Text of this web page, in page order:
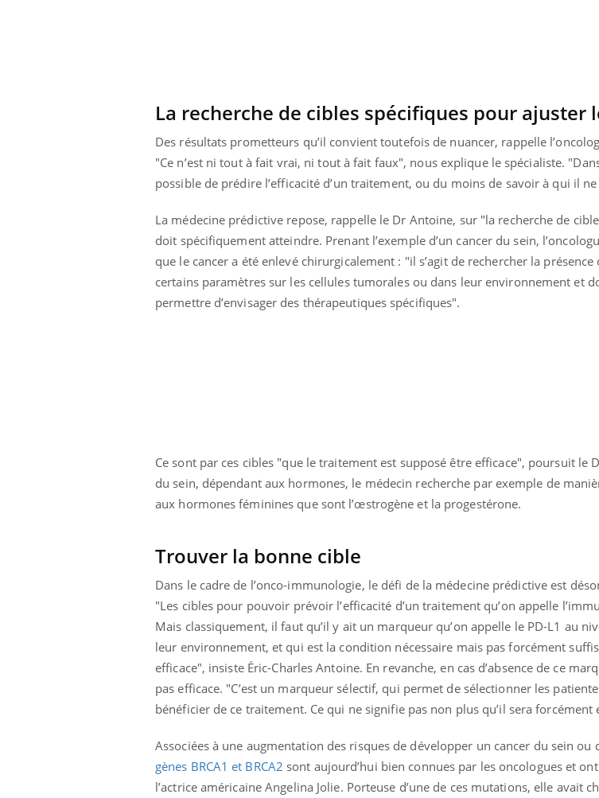
La recherche de cibles spécifiques pour ajuster
Des résultats prometteurs qu’il convient toutefois de nuancer, rappelle
"Ce n’est ni tout à fait vrai, ni tout à fait faux", nous explique le spécialiste.
possible de prédire l’efficacité d’un traitement, ou du moins de savoir à qui il
La médecine prédictive repose, rappelle le Dr Antoine, sur "la recherche de
doit spécifiquement atteindre. Prenant l’exemple d’un cancer du sein,
que le cancer a été enlevé chirurgicalement : "il s’agit de rechercher la
certains paramètres sur les cellules tumorales ou dans leur environnement et
permettre d’envisager des thérapeutiques spécifiques".
Ce sont par ces cibles "que le traitement est supposé être efficace", poursuit le
du sein, dépendant aux hormones, le médecin recherche par exemple de
aux hormones féminines que sont l’œstrogène et la progestérone.
Trouver la bonne cible
Dans le cadre de l’onco-immunologie, le défi de la médecine prédictive est
"Les cibles pour pouvoir prévoir l’efficacité d’un traitement qu’on appelle
Mais classiquement, il faut qu’il y ait un marqueur qu’on appelle le PD-L1 au
leur environnement, et qui est la condition nécessaire mais pas forcément
efficace", insiste Éric-Charles Antoine. En revanche, en cas d’absence de ce
pas efficace. "C’est un marqueur sélectif, qui permet de sélectionner les
bénéficier de ce traitement. Ce qui ne signifie pas non plus qu’il sera forcément
Associées à une augmentation des risques de développer un cancer du sein ou
gènes BRCA1 et BRCA2 sont aujourd’hui bien connues par les oncologues et
l’actrice américaine Angelina Jolie. Porteuse d’une de ces mutations, elle avait
Allergies alimentaires :
une nouvelle arme contre
les réactions sévères
TDAH : quel est ce
traitement autorisé aux
États-Unis ?